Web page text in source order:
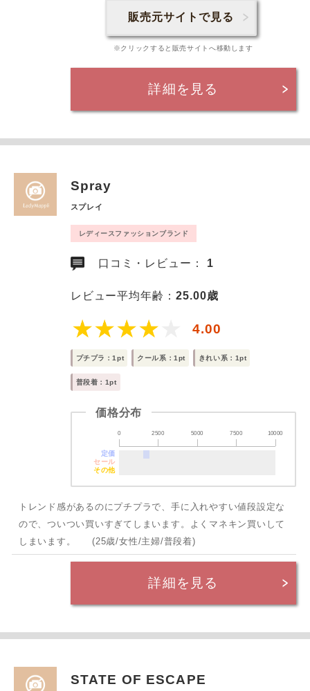
販売元サイトで見る
※クリックすると販売サイトへ移動します
詳細を見る
Spray
スプレイ
レディースファッションブランド
口コミ・レビュー： 1
レビュー平均年齢：25.00歳
4.00
プチプラ：1pt クール系：1pt きれい系：1pt
普段着：1pt
価格分布
0 2500 5000 7500 10000
定価
セール
その他
トレンド感があるのにプチプラで、手に入れやすい値段設定な
ので、ついつい買いすぎてしまいます。よくマネキン買いして
しまいます。 (25歳/女性/主婦/普段着)
詳細を見る
STATE OF ESCAPE